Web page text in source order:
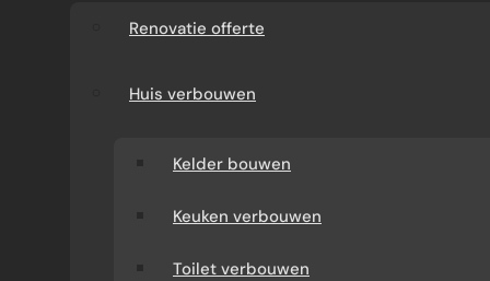
Renovatie offerte
Huis verbouwen
Kelder bouwen
Keuken verbouwen
Toilet verbouwen